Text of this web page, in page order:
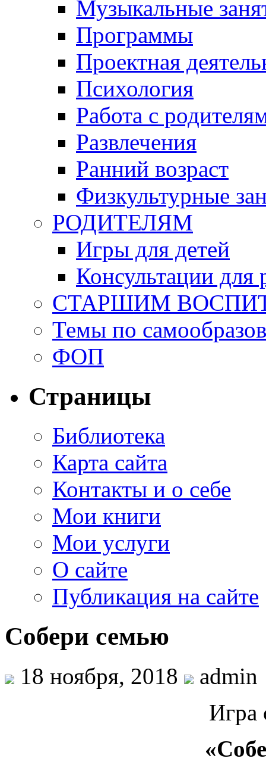
Музыкальные
Программы
Проектная
Психология
Работа с
Развлечения
Ранний возраст
Физкультурные
РОДИТЕЛЯМ
Игры для детей
Консультации для
СТАРШИМ
Темы по
ФОП
Страницы
Библиотека
Карта сайта
Контакты и о себе
Мои книги
Мои услуги
О сайте
Публикация на сайте
Собери семью
18 ноября, 2018
admin
Игра